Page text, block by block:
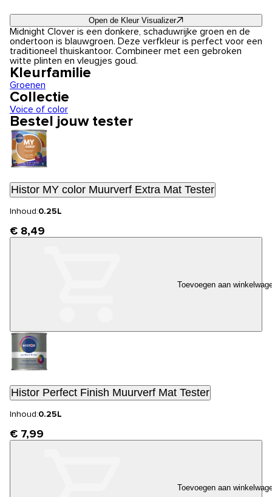
Open de Kleur Visualizer
Midnight Clover is een donkere, schaduwrijke groen en de
ondertoon is blauwgroen. Deze verfkleur is perfect voor een
traditioneel thuiskantoor. Combineer met een gebroken
witte plinten en vleugjes goud.
Kleurfamilie
Groenen
Collectie
Voice of color
Bestel jouw tester
Histor MY color Muurverf Extra Mat Tester
Inhoud:0.25L
€ 8,49
Toevoegen aan
Histor Perfect Finish Muurverf Mat Tester
Inhoud:0.25L
€ 7,99
Toevoegen aan